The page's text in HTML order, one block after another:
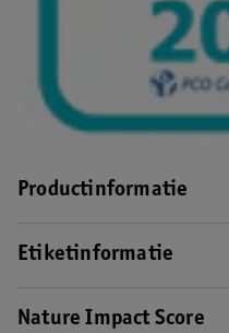
Productinformatie
Etiketinformatie
Nature Impact Score